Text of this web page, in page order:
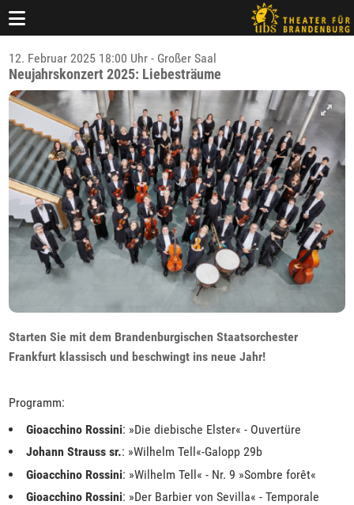
12. Februar 2025 18:00 Uhr - Großer Saal
Neujahrskonzert 2025: Liebesträume
Starten Sie mit dem Brandenburgischen Staatsorchester
Frankfurt klassisch und beschwingt ins neue Jahr!
Programm:
Gioacchino Rossini: »Die diebische Elster« - Ouvertüre
Johann Strauss sr.: »Wilhelm Tell«-Galopp 29b
Gioacchino Rossini: »Wilhelm Tell« - Nr. 9 »Sombre forêt«
Gioacchino Rossini: »Der Barbier von Sevilla« - Temporale